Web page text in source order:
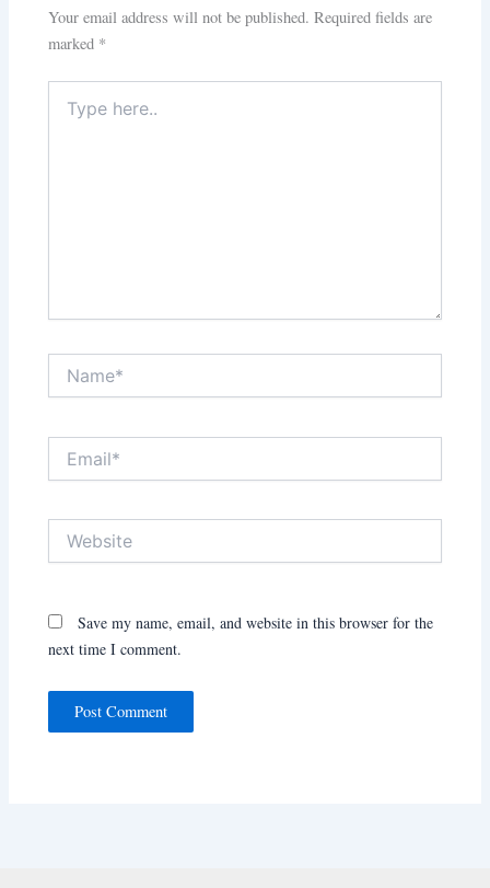
Your email address will not be published. Required fields are
marked *
here..
Save my name, email, and website in this browser for the
next time I comment.